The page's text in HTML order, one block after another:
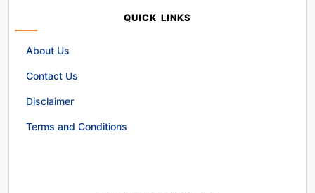
QUICK LINKS
About Us
Contact Us
Disclaimer
Terms and Conditions